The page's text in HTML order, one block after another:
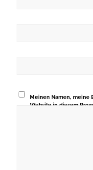
Meinen Namen, meine
Website in diesem